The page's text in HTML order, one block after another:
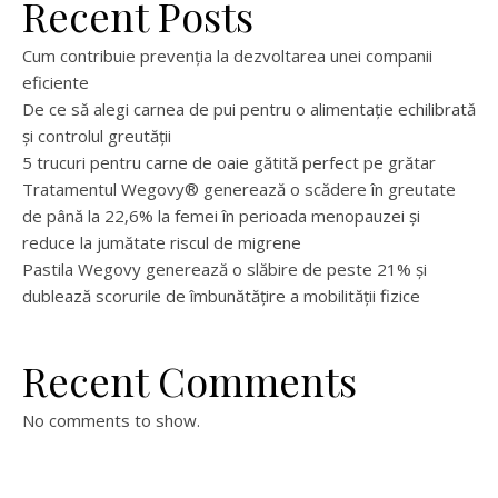
Recent Posts
Cum contribuie prevenția la dezvoltarea unei companii
eficiente
De ce să alegi carnea de pui pentru o alimentație echilibrată
și controlul greutății
5 trucuri pentru carne de oaie gătită perfect pe grătar
Tratamentul Wegovy® generează o scădere în greutate
de până la 22,6% la femei în perioada menopauzei și
reduce la jumătate riscul de migrene
Pastila Wegovy generează o slăbire de peste 21% și
dublează scorurile de îmbunătățire a mobilității fizice
Recent Comments
No comments to show.